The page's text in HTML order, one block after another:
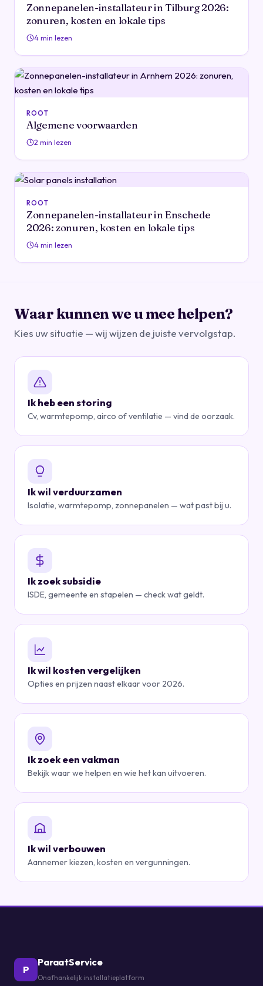
Zonnepanelen-installateur in Tilburg 2026:
zonuren, kosten en lokale tips
4 min lezen
ROOT
Algemene voorwaarden
2 min lezen
ROOT
Zonnepanelen-installateur in Enschede
2026: zonuren, kosten en lokale tips
4 min lezen
Waar kunnen we u mee helpen?
Kies uw situatie — wij wijzen de juiste vervolgstap.
Ik heb een storing
Cv, warmtepomp, airco of ventilatie — vind de oorzaak.
Ik wil verduurzamen
Isolatie, warmtepomp, zonnepanelen — wat past bij u.
Ik zoek subsidie
ISDE, gemeente en stapelen — check wat geldt.
Ik wil kosten vergelijken
Opties en prijzen naast elkaar voor 2026.
Ik zoek een vakman
Bekijk waar we helpen en wie het kan uitvoeren.
Ik wil verbouwen
Aannemer kiezen, kosten en vergunningen.
P
ParaatService
Onafhankelijk installatieplatform